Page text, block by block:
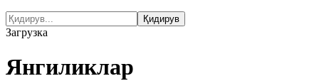
Загрузка
Янгиликлар